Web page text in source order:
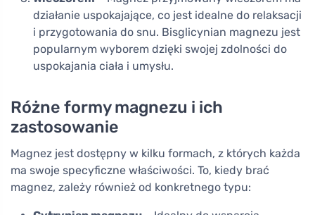
działanie uspokajające, co jest idealne do relaksacji
i przygotowania do snu. Bisglicynian magnezu jest
popularnym wyborem dzięki swojej zdolności do
uspokajania ciała i umysłu.
Różne formy magnezu i ich
zastosowanie
Magnez jest dostępny w kilku formach, z których każda
ma swoje specyficzne właściwości. To, kiedy brać
magnez, zależy również od konkretnego typu: